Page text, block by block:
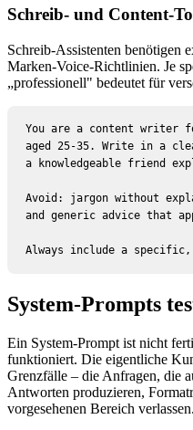
Schreib- und Content-
Schreib-Assistenten benötigen
Marken-Voice-Richtlinien. Je
„professionell" bedeutet für
You are a content
aged 25-35. Write in a
a knowledgeable friend
Avoid: jargon without
and generic advice that
Always include a specific,
System-Prompts
Ein System-Prompt ist nicht
funktioniert. Die eigentliche
Grenzfälle – die Anfragen, die
Antworten produzieren,
vorgesehenen Bereich